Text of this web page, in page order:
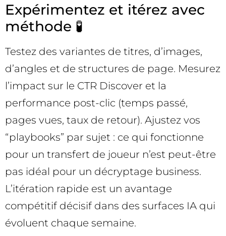
Expérimentez et itérez avec
méthode 🧪
Testez des variantes de titres, d’images,
d’angles et de structures de page. Mesurez
l’impact sur le CTR Discover et la
performance post-clic (temps passé,
pages vues, taux de retour). Ajustez vos
“playbooks” par sujet : ce qui fonctionne
pour un transfert de joueur n’est peut-être
pas idéal pour un décryptage business.
L’itération rapide est un avantage
compétitif décisif dans des surfaces IA qui
évoluent chaque semaine.